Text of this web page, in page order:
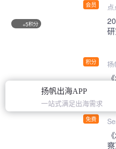
扬帆出海APP
一站式满足出海需求
会员
+5积分
积分 扬
免费
察